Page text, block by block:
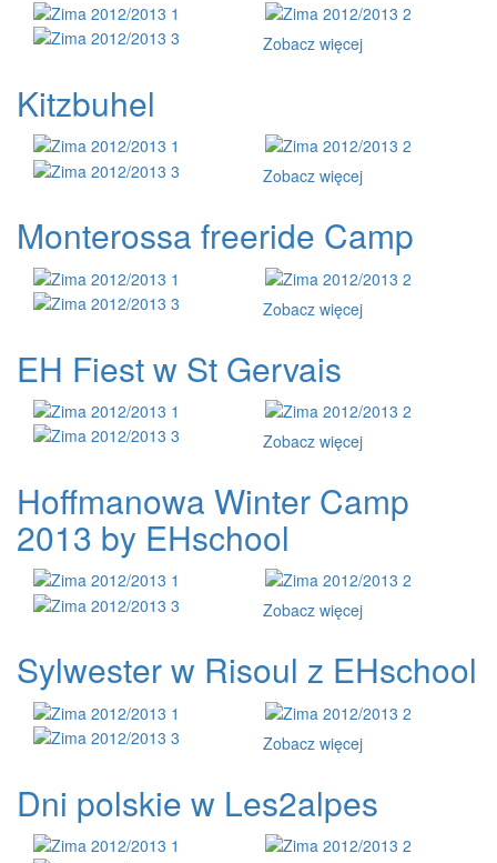
Zobacz więcej
Kitzbuhel
Zobacz więcej
Monterossa freeride Camp
Zobacz więcej
EH Fiest w St Gervais
Zobacz więcej
Hoffmanowa Winter Camp
2013 by EHschool
Zobacz więcej
Sylwester w Risoul z EHschool
Zobacz więcej
Dni polskie w Les2alpes